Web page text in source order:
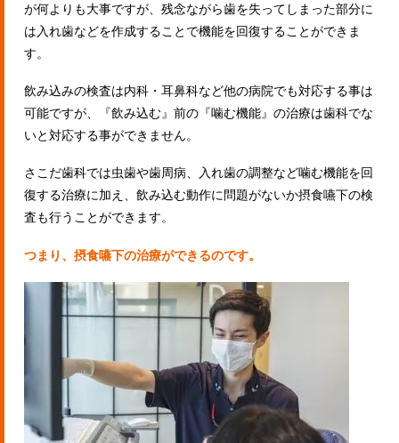
が何よりも大事ですが、残念ながら歯を失ってしまった部分に
は入れ歯などを作成することで機能を回復することができま
す。
飲み込みの検査は内科・耳鼻科など他の病院でも対応する事は
可能ですが、『飲み込む』前の『噛む機能』の治療は歯科でな
いと対応する事ができません。
さこだ歯科では虫歯や歯周病、入れ歯の調整など噛む機能を回
復する治療に加え、飲み込む動作に問題がないか摂食嚥下の検
査も行うことができます。
つまり、摂食嚥下の治療ができるのです。